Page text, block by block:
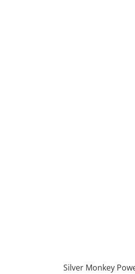
Silver Monkey